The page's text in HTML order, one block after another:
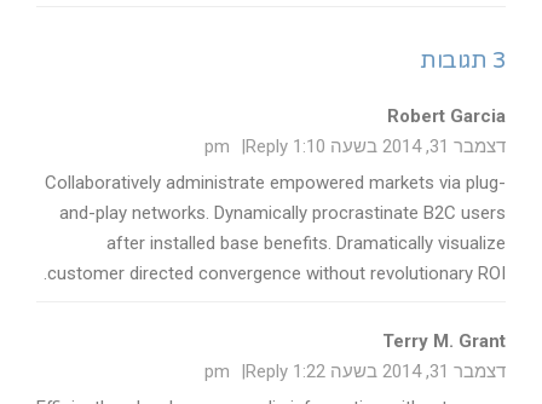
3 תגובות
Robert Garcia
דצמבר 31, 2014 בשעה 1:10 pm
Reply
Collaboratively administrate empowered markets via plug-
and-play networks. Dynamically procrastinate B2C users
after installed base benefits. Dramatically visualize
customer directed convergence without revolutionary ROI.
Terry M. Grant
דצמבר 31, 2014 בשעה 1:22 pm
Reply